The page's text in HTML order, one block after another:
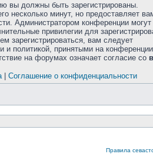
вы должны быть зарегистрированы.
несколько минут, но предоставляет
Администратором конференции
привилегии для
зарегистрироваться, вам следует
и политикой, принятыми на
на форумах означает согласие со
| Соглашение о конфиденциальности
Правила